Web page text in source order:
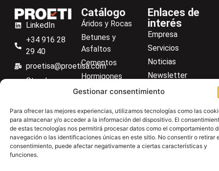
Gestionar consentimiento
Para ofrecer las mejores experiencias, utilizamos tecnologías como las
para almacenar y/o acceder a la información del dispositivo. El
de estas tecnologías nos permitirá procesar datos como el comportamiento
navegación o las identificaciones únicas en este sitio. No consentir o retirar
consentimiento, puede afectar negativamente a ciertas características y
funciones.
LinkedIn
+34 916 28
29 40
proetisa@proetisa.com
Ctra de
M-106, Km
4,1, 28110
Algete,
Madrid
Catálogo
Áridos y Rocas
Betunes y
Asfaltos
Cementos
Hormigones
Suelos
Aceros
Material general
Enlaces de
interés
Empresa
Servicios
Noticias
Newsletter
Descargas
Centro de ayuda